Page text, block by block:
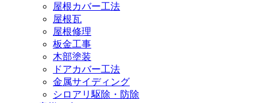
屋根カバー工法
屋根瓦
屋根修理
板金工事
木部塗装
ドアカバー工法
金属サイディング
シロアリ駆除・防除